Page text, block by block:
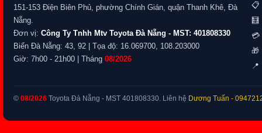
151-153 Điện Biên Phủ, phường Chính Gián, quận Thanh Khê, Đà
Nẵng.
Đơn vị: Công Ty Tnhh Mtv Toyota Đà Nẵng - MST: 401808330
Biển Đà Nẵng: 43, 92 | Tọa độ: 16.069700, 108.203000
Giờ: 7h00 - 21h00 | Tháng 08/2026
📋
🧮
💳
🎁
📍
© 08/2026 Toyota Đà Nẵng - MST 401808330. Liên hệ Dương Tuấn -